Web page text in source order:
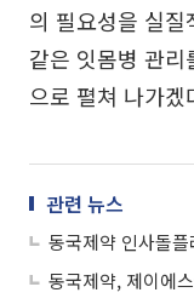
의 필요성을 실
같은 잇몸병 관
으로 펼쳐 나가겠
관련 뉴스
동국제약 인사돌플